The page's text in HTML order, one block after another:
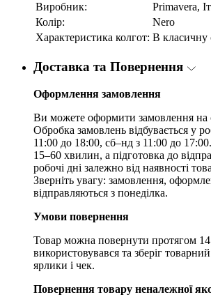
Виробник:
Primavera,
Колір:
Nero
Характеристика колгот: В класичну
Доставка та Повернення
Оформлення замовлення
Ви можете оформити замовлення на
Обробка замовлень відбувається у
11:00 до 18:00, сб–нд з 11:00 до
15–60 хвилин, а підготовка до
робочі дні залежно від наявності
Зверніть увагу: замовлення,
відправляються з понеділка.
Умови повернення
Товар можна повернути протягом
використовувався та зберіг
ярлики і чек.
Повернення товару неналежної